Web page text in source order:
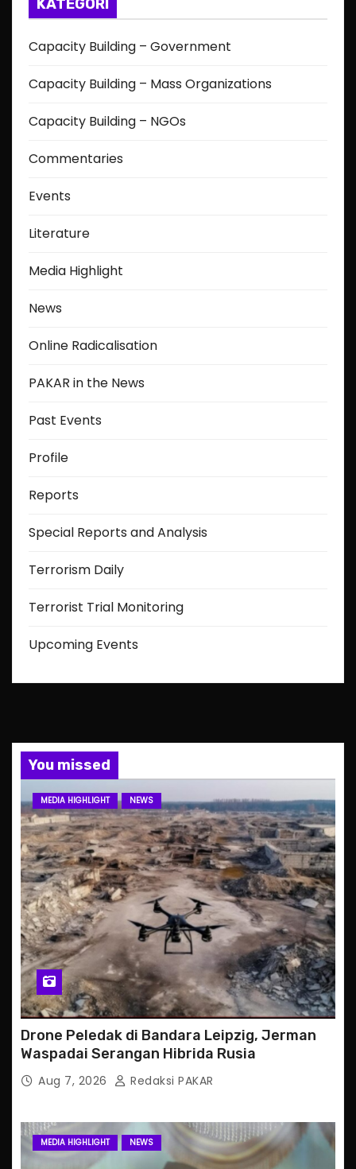
KATEGORI
Capacity Building – Government
Capacity Building – Mass Organizations
Capacity Building – NGOs
Commentaries
Events
Literature
Media Highlight
News
Online Radicalisation
PAKAR in the News
Past Events
Profile
Reports
Special Reports and Analysis
Terrorism Daily
Terrorist Trial Monitoring
Upcoming Events
You missed
MEDIA HIGHLIGHT NEWS
Drone Peledak di Bandara Leipzig, Jerman
Waspadai Serangan Hibrida Rusia
Aug 7, 2026 Redaksi PAKAR
MEDIA HIGHLIGHT NEWS